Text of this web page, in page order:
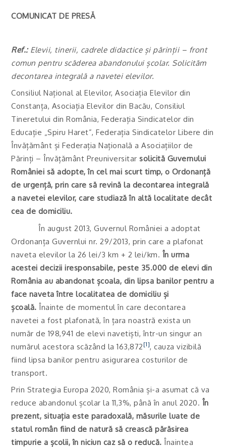
COMUNICAT DE PRESĂ
Ref.: Elevii, tinerii, cadrele didactice și părinții – front
comun pentru scăderea abandonului școlar. Solicităm
decontarea integrală a navetei elevilor.
Consiliul Național al Elevilor, Asociația Elevilor din
Constanța, Asociația Elevilor din Bacău, Consiliul
Tineretului din România, Federația Sindicatelor din
Educație „Spiru Haret”, Federația Sindicatelor Libere din
Învățământ și Federația Națională a Asociațiilor de
Părinți – Învățământ Preuniversitarsolicită Guvernului
României să adopte, în cel mai scurt timp, o Ordonanță
de urgență, prin care să revină la decontarea integrală
a navetei elevilor, care studiază în altă localitate decât
cea de domiciliu.
În august 2013, Guvernul României a adoptat
Ordonanța Guvernlui nr. 29/2013, prin care a plafonat
naveta elevilor la 26 lei/3 km + 2 lei/km. În urma
acestei decizii iresponsabile, peste 35.000 de elevi din
România au abandonat școala, din lipsa banilor pentru a
face naveta între localitatea de domiciliu și
școală.Înainte de momentul în care decontarea
navetei a fost plafonată, în țara noastră exista un
număr de 198,941 de elevi navetiști, într-un singur an
numărul acestora scăzând la 163,872 [1], cauza vizibilă
fiind lipsa banilor pentru asigurarea costurilor de
transport.
Prin Strategia Europa 2020, România și-a asumat că va
reduce abandonul școlar la 11,3%, până în anul 2020. În
prezent, situația este paradoxală, măsurile luate de
statul român fiind de natură să crească părăsirea
timpurie a școlii, în niciun caz să o reducă. Înaintea